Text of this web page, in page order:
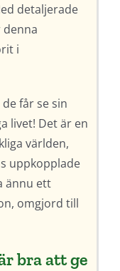
detaljerade
i
får se sin
livet! Det är en
världen,
uppkopplade
ännu ett
omgjord till
bra att ge